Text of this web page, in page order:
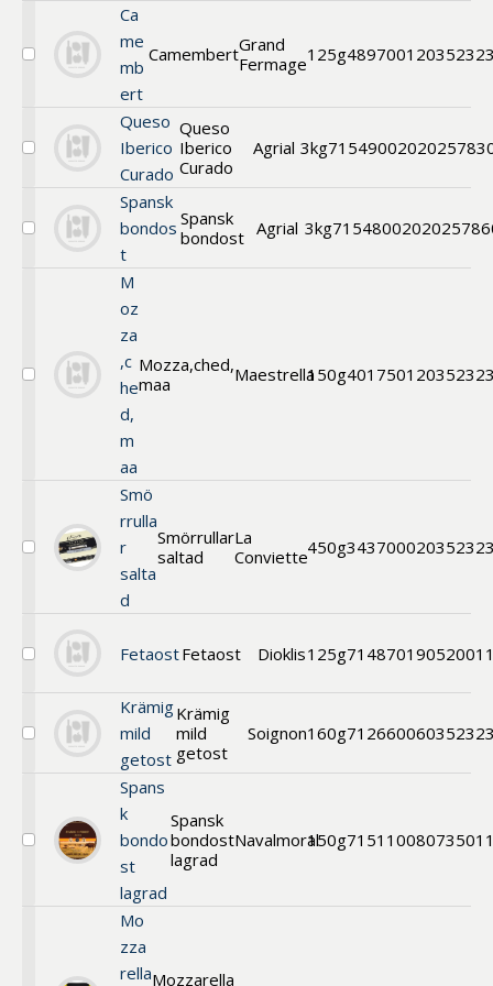
Grillost
Välj
Ca
me
mb
ert
CamembertGrand
Fermage125g48970012
Välj
Iberico
Curado
Queso
Iberico
Curado
Queso
Iberico
Curado
Agrial 3kg71549002
Välj
bondost
Spansk
bondos
t
Spansk
bondost Agrial 3kg71548002
Välj
M
oz
za
,c
he
d,
m
aa
Mozza,ched,
maa
Maestrella150g40175012
Välj
Smö
rrulla
r
salta
d
Smörrullar
saltad
La
Conviette450g34370002
Välj
FetaostFetaost Dioklis125g71487019
Välj
mild
Krämig
mild
getost
Krämig
mild
getost
Soignon160g71266006
Välj
lagrad
Spans
k
bondo
st
lagrad
Spansk
bondost
lagrad
Navalmoral150g71511008
Mo
zza
rellaMozzarella